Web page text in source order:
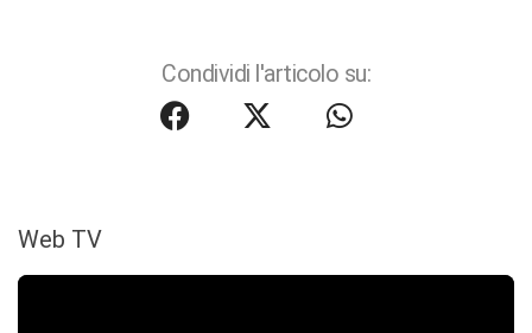
Condividi l'articolo su:
Web TV